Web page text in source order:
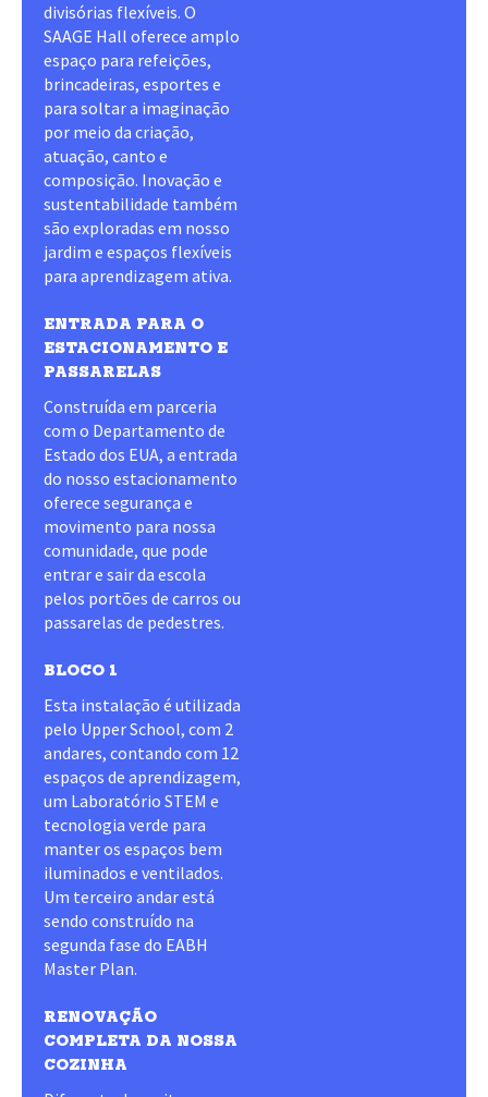
divisórias flexíveis. O
SAAGE Hall oferece amplo
espaço para refeições,
brincadeiras, esportes e
para soltar a imaginação
por meio da criação,
atuação, canto e
composição. Inovação e
sustentabilidade também
são exploradas em nosso
jardim e espaços flexíveis
para aprendizagem ativa.
ENTRADA PARA O
ESTACIONAMENTO E
PASSARELAS
Construída em parceria
com o Departamento de
Estado dos EUA, a entrada
do nosso estacionamento
oferece segurança e
movimento para nossa
comunidade, que pode
entrar e sair da escola
pelos portões de carros ou
passarelas de pedestres.
BLOCO 1
Esta instalação é utilizada
pelo Upper School, com 2
andares, contando com 12
espaços de aprendizagem,
um Laboratório STEM e
tecnologia verde para
manter os espaços bem
iluminados e ventilados.
Um terceiro andar está
sendo construído na
segunda fase do EABH
Master Plan.
RENOVAÇÃO
COMPLETA DA NOSSA
COZINHA